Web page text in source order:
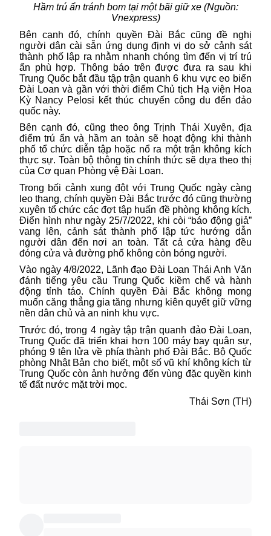
Hầm trú ẩn tránh bom tại một bãi giữ xe (Nguồn:
Vnexpress)
Bên cạnh đó, chính quyền Đài Bắc cũng đề nghị
người dân cài sẵn ứng dụng định vị do sở cảnh sát
thành phố lập ra nhằm nhanh chóng tìm đến vị trí trú
ẩn phù hợp. Thông báo trên được đưa ra sau khi
Trung Quốc bắt đầu tập trận quanh 6 khu vực eo biển
Đài Loan và gần với thời điểm Chủ tịch Hạ viện Hoa
Kỳ Nancy Pelosi kết thúc chuyến công du đến đảo
quốc này.
Bên cạnh đó, cũng theo ông Trịnh Thái Xuyên, địa
điểm trú ẩn và hầm an toàn sẽ hoạt động khi thành
phố tổ chức diễn tập hoặc nổ ra một trận không kích
thực sự. Toàn bộ thông tin chính thức sẽ dựa theo thị
của Cơ quan Phòng vệ Đài Loan.
Trong bối cảnh xung đột với Trung Quốc ngày càng
leo thang, chính quyền Đài Bắc trước đó cũng thường
xuyên tổ chức các đợt tập huấn đề phòng không kích.
Điển hình như ngày 25/7/2022, khi còi “báo động giả”
vang lên, cảnh sát thành phố lập tức hướng dẫn
người dân đến nơi an toàn. Tất cả cửa hàng đều
đóng cửa và đường phố không còn bóng người.
Vào ngày 4/8/2022, Lãnh đạo Đài Loan Thái Anh Văn
đánh tiếng yêu cầu Trung Quốc kiềm chế và hành
động tỉnh táo. Chính quyền Đài Bắc không mong
muốn căng thẳng gia tăng nhưng kiên quyết giữ vững
nền dân chủ và an ninh khu vực.
Trước đó, trong 4 ngày tập trận quanh đảo Đài Loan,
Trung Quốc đã triển khai hơn 100 máy bay quân sự,
phóng 9 tên lửa về phía thành phố Đài Bắc. Bộ Quốc
phòng Nhật Bản cho biết, một số vũ khí không kích từ
Trung Quốc còn ảnh hưởng đến vùng đặc quyền kinh
tế đất nước mặt trời mọc.
Thái Sơn (TH)